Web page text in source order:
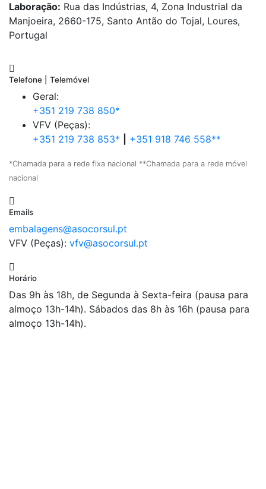
Laboração: Rua das Indústrias, 4, Zona Industrial da
Manjoeira, 2660-175, Santo Antão do Tojal, Loures,
Portugal
Telefone | Telemóvel
Geral:
+351 219 738 850*
VFV (Peças):
+351 219 738 853*
+351 918 746 558**
*Chamada para a rede fixa nacional **Chamada para a rede móvel
nacional
Emails
embalagens@asocorsul.pt
VFV (Peças): vfv@asocorsul.pt
Horário
Das 9h às 18h, de Segunda à Sexta-feira (pausa para
almoço 13h-14h). Sábados das 8h às 16h (pausa para
almoço 13h-14h).